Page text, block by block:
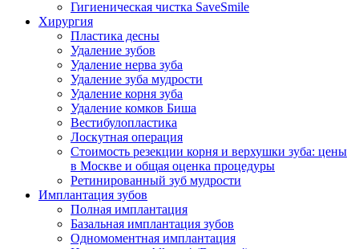
Гигиеническая чистка SaveSmile
Хирургия
Пластика десны
Удаление зубов
Удаление нерва зуба
Удаление зуба мудрости
Удаление корня зуба
Удаление комков Биша
Вестибулопластика
Лоскутная операция
Стоимость резекции корня и верхушки зуба: цены
в Москве и общая оценка процедуры
Ретинированный зуб мудрости
Имплантация зубов
Полная имплантация
Базальная имплантация зубов
Одномоментная имплантация